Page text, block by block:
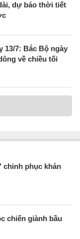
dự báo thời tiết
13/7: Bắc Bộ ngày
về chiều tối
phục khán
chiến giành bầu